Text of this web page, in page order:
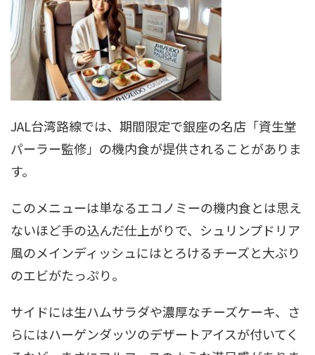
JAL台湾路線では、期間限定で銀座の名店「資生堂
パーラー監修」の機内食が提供されることがありま
す。
このメニューは単なるエコノミーの機内食とは思え
ないほど手の込んだ仕上がりで、シュリンプドリア
風のメインディッシュにはとろけるチーズと大ぶり
のエビがたっぷり。
サイドには生ハムサラダや濃厚なチーズケーキ、さ
らにはハーゲンダッツのデザートアイスが付いてく